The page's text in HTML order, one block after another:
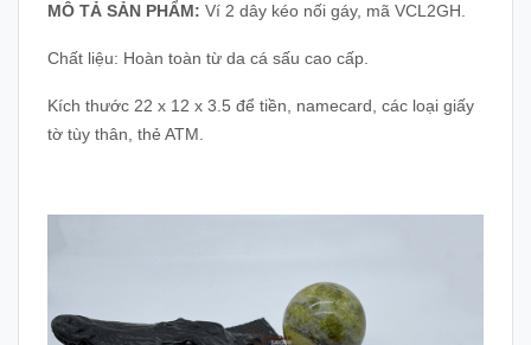
MÔ TẢ SẢN PHẨM: Ví 2 dây kéo nối gáy, mã VCL2GH.
Chất liệu: Hoàn toàn từ da cá sấu cao cấp.
Kích thước 22 x 12 x 3.5 để tiền, namecard, các loại giấy
tờ tùy thân, thẻ ATM.